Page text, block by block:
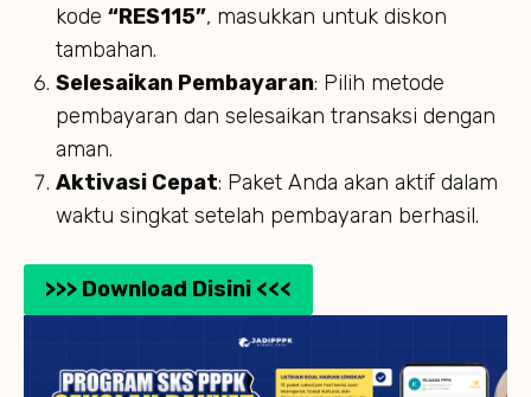
kode “RES115”, masukkan untuk diskon
tambahan.
Selesaikan Pembayaran: Pilih metode
pembayaran dan selesaikan transaksi dengan
aman.
Aktivasi Cepat: Paket Anda akan aktif dalam
waktu singkat setelah pembayaran berhasil.
>>> Download Disini <<<